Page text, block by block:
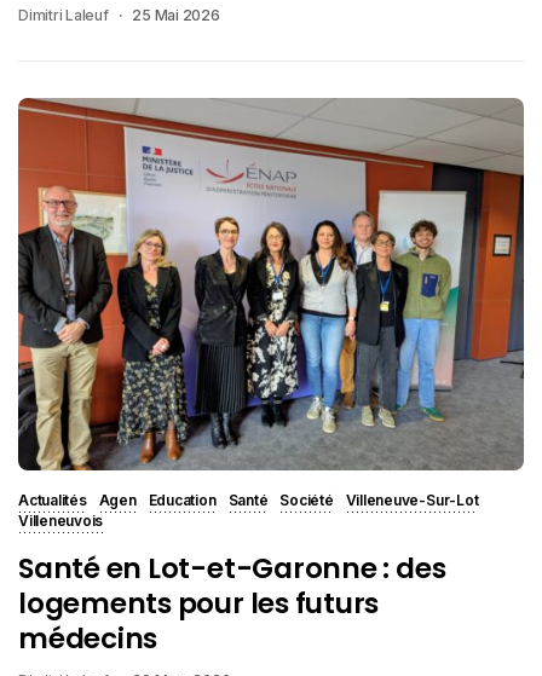
Dimitri Laleuf 25 Mai 2026
Actualités Agen Education Santé Société
Villeneuve-Sur-Lot
Villeneuvois
Santé en Lot-et-Garonne : des
logements pour les futurs
médecins